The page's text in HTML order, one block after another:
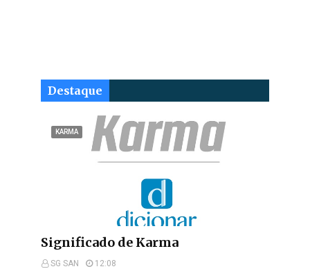
Destaque
KARMA
Significado de Karma
SG SAN
12:08